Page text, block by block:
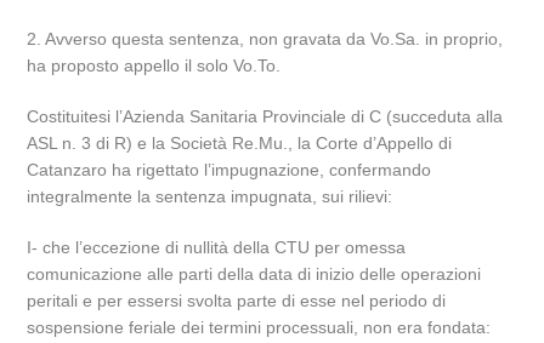
2. Avverso questa sentenza, non gravata da Vo.Sa. in proprio,
ha proposto appello il solo Vo.To.
Costituitesi l’Azienda Sanitaria Provinciale di C (succeduta alla
ASL n. 3 di R) e la Società Re.Mu., la Corte d’Appello di
Catanzaro ha rigettato l’impugnazione, confermando
integralmente la sentenza impugnata, sui rilievi:
I- che l’eccezione di nullità della CTU per omessa
comunicazione alle parti della data di inizio delle operazioni
peritali e per essersi svolta parte di esse nel periodo di
sospensione feriale dei termini processuali, non era fondata: